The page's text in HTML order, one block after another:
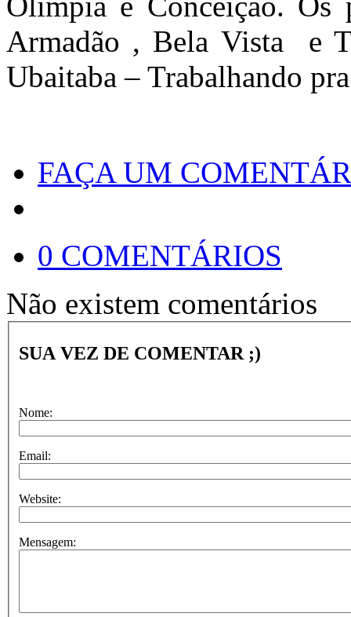
Armadão , Bela Vista e
Ubaitaba – Trabalhando
FAÇA UM
0 COMENTÁRIOS
Não existem comentários
SUA VEZ DE COMENTAR ;)
Nome:
Email:
Website:
Mensagem: